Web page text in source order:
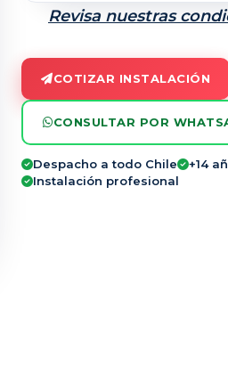
Revisa nuestras
COTIZAR INSTALACIÓN
CONSULTAR POR
Despacho a todo Chile
+14
Instalación profesional